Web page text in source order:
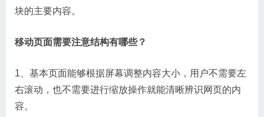
块的主要内容。
移动页面需要注意结构有哪些？
1、基本页面能够根据屏幕调整内容大小，用户不需要左
右滚动，也不需要进行缩放操作就能清晰辨识网页的内
容。